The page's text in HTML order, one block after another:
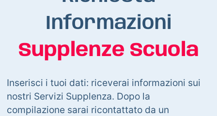
Informazioni
Supplenze Scuola
Inserisci i tuoi dati: riceverai informazioni sui
nostri Servizi Supplenza. Dopo la
compilazione sarai ricontattato da un